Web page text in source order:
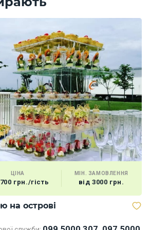
ЦІНА
грн./гість
МІН. ЗАМОВЛЕННЯ
від 3000 грн.
на острові